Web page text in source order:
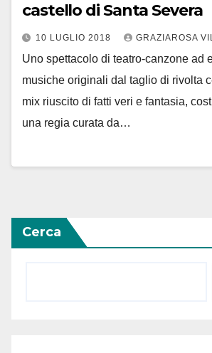
castello di Santa Severa
10 LUGLIO 2018 GRAZIAROSA
Uno spettacolo di teatro-canzone ad
musiche originali dal taglio di rivolta
mix riuscito di fatti veri e fantasia,
una regia curata da…
Cerca